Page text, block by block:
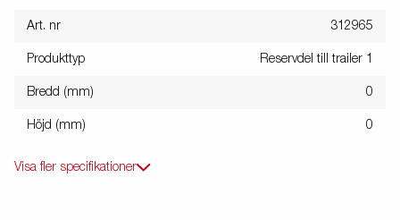
Art. nr 312965
Produkttyp Reservdel till trailer 1
Bredd (mm) 0
Höjd (mm) 0
Visa fler specifikationer